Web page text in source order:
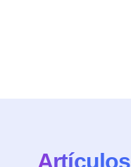
Artículos